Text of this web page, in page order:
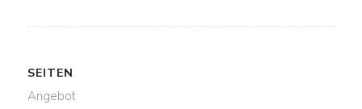
SEITEN
Angebot